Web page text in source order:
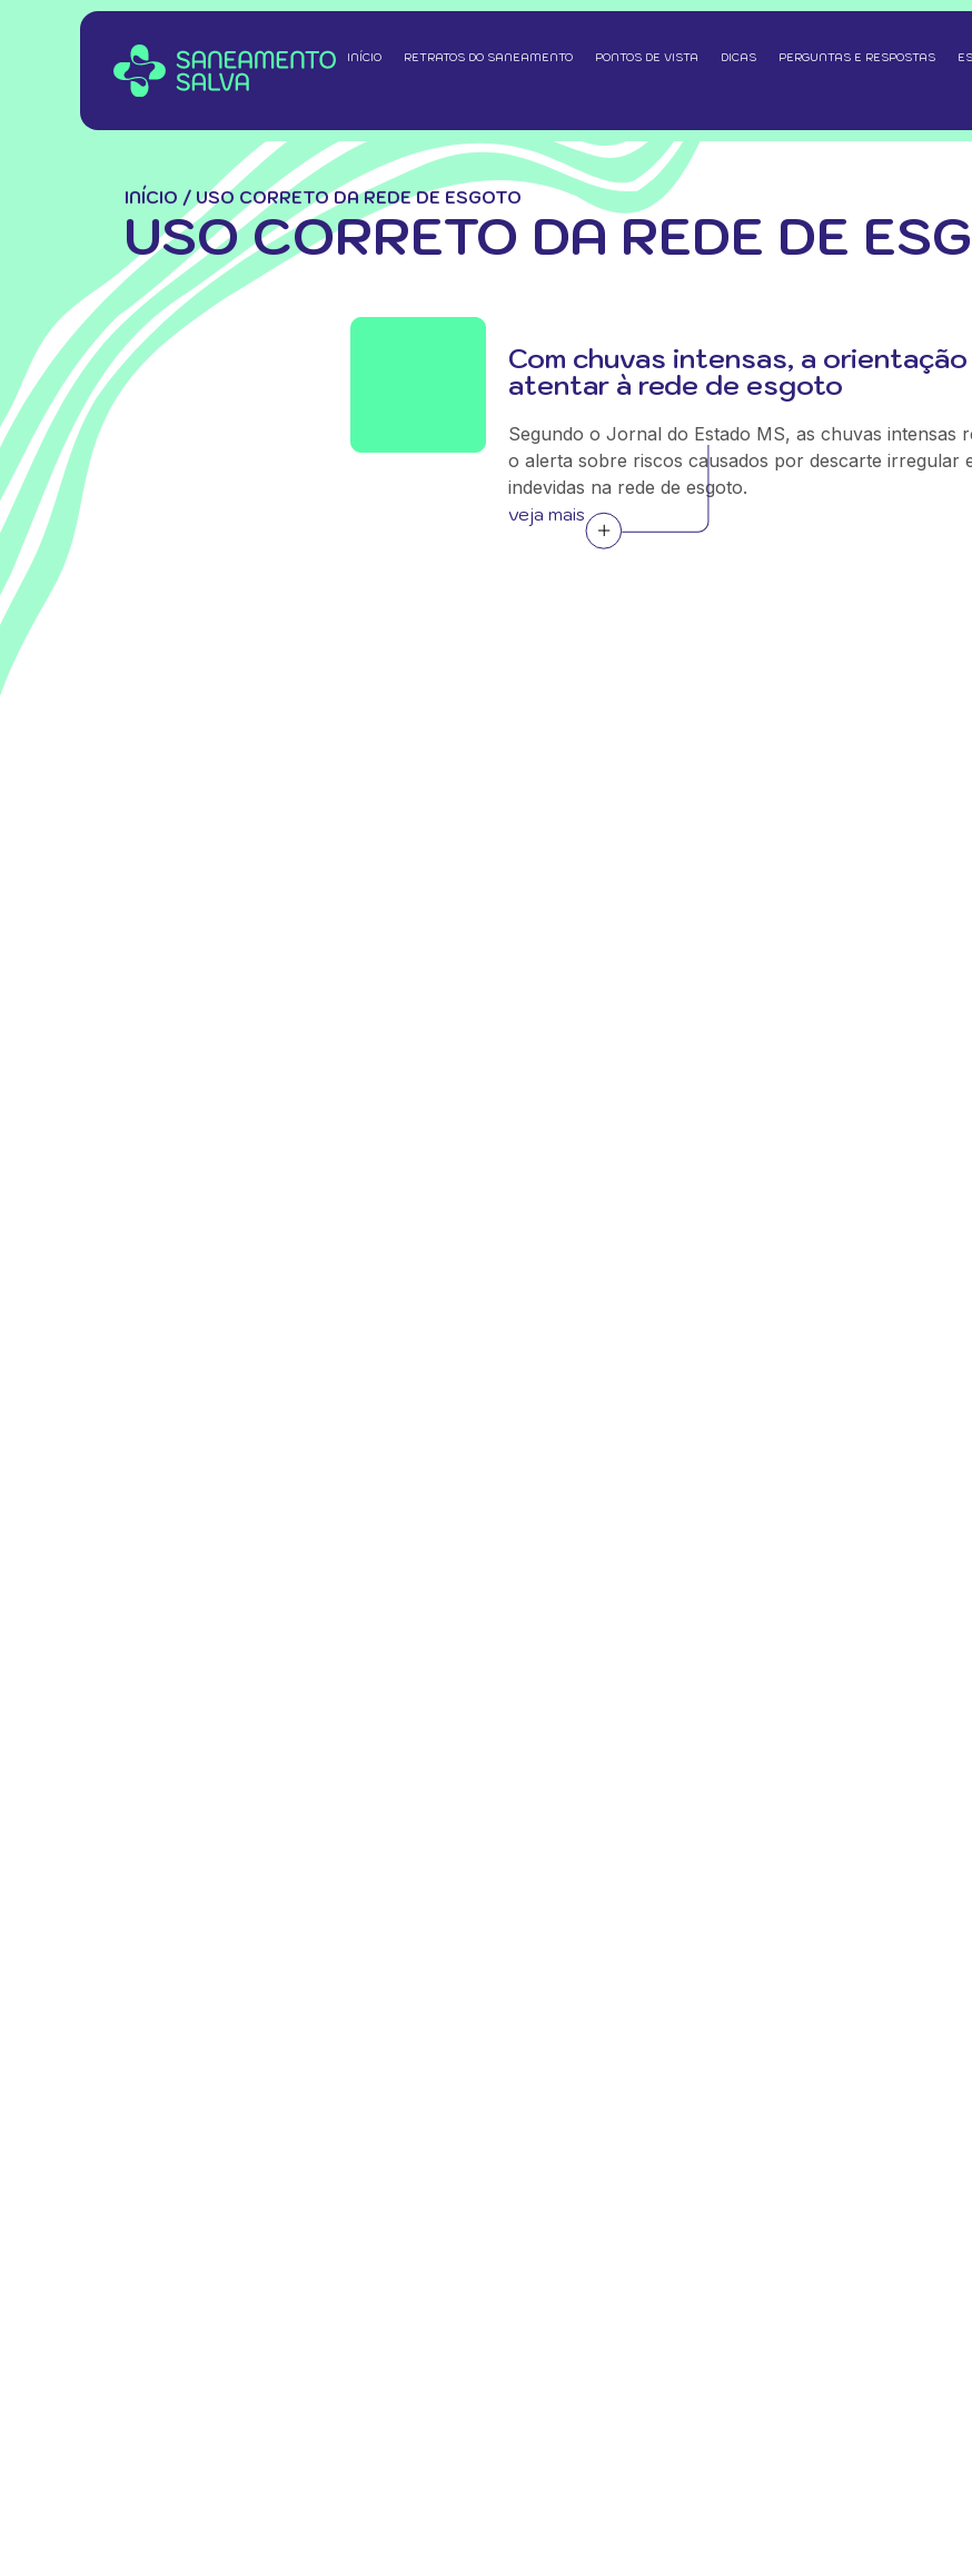
INÍCIO RETRATOS DO SANEAMENTO PONTOS DE VISTA DICAS PERGUNTAS E RESPOSTAS
INÍCIO / USO CORRETO DA REDE DE ESGOTO
USO CORRETO DA REDE DE
Com chuvas intensas, a
atentar à rede de esgoto
Segundo o Jornal do Estado MS, as chuvas intensas
o alerta sobre riscos causados por descarte irregular
indevidas na rede de esgoto.
veja mais